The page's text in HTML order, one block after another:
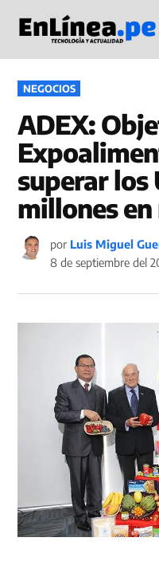
contenido
PUBLICADO
EN
NEGOCIOS
ADEX:
superar los
millones
por Luis Miguel
8 de septiembre del